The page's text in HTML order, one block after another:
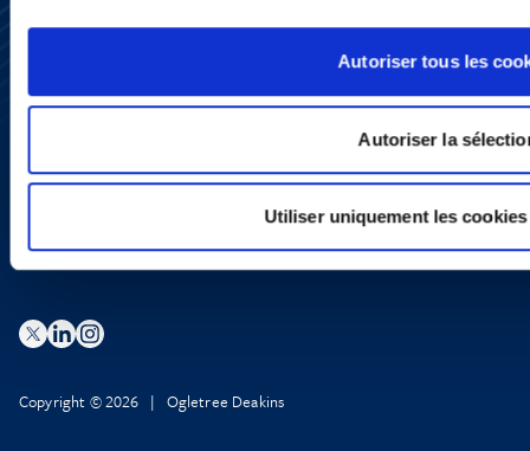
Autoriser tous les
Autoriser la
Utiliser uniquement les
Nous contacter
LinkedIn
Informations Réglementaires
Copyright © 2026 | Ogletree Deakins